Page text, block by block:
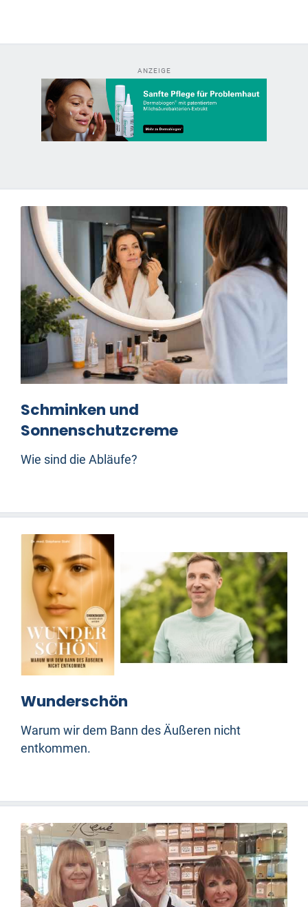
ANZEIGE
Schminken und
Sonnenschutzcreme
Wie sind die Abläufe?
Wunderschön
Warum wir dem Bann des Äußeren nicht
entkommen.